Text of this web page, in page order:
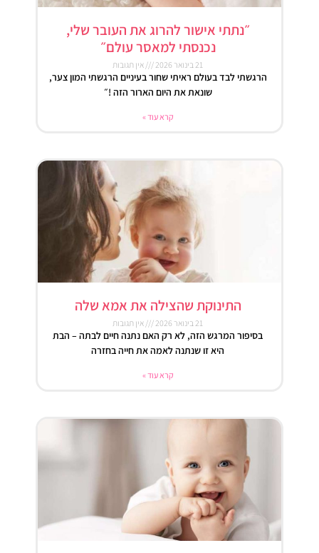
״נתתי אישור להרוג את העובר שלי,
נכנסתי למאסר עולם״
21 בינואר 2026 אין תגובות
הרגשתי לבד בעולם ראיתי שחור בעיניים הרגשתי המון צער,
שונאת את היום הארור הזה !״
קרא עוד »
התינוקת שהצילה את אמא שלה
21 בינואר 2026 אין תגובות
בסיפור המרגש הזה, לא רק האם נתנה חיים לבתה – הבת
היא זו שנתנה לאמה את חייה בחזרה
קרא עוד »